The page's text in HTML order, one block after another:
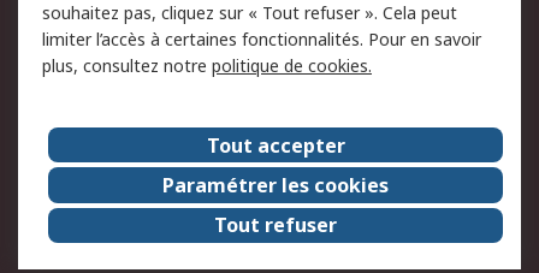
Politique de protection
des données - Mise à
jour
Conditions générales
de vente
A propos de RS
Le groupe RS Group
A propos de RS
RS dans le monde
Travaillez chez RS
ESG
souhaitez pas, cliquez sur « Tout refuser ». Cela peut
limiter l’accès à certaines fonctionnalités. Pour en savoir
plus, consultez notre politique de cookies.
Tout accepter
Paramétrer les cookies
Tout refuser